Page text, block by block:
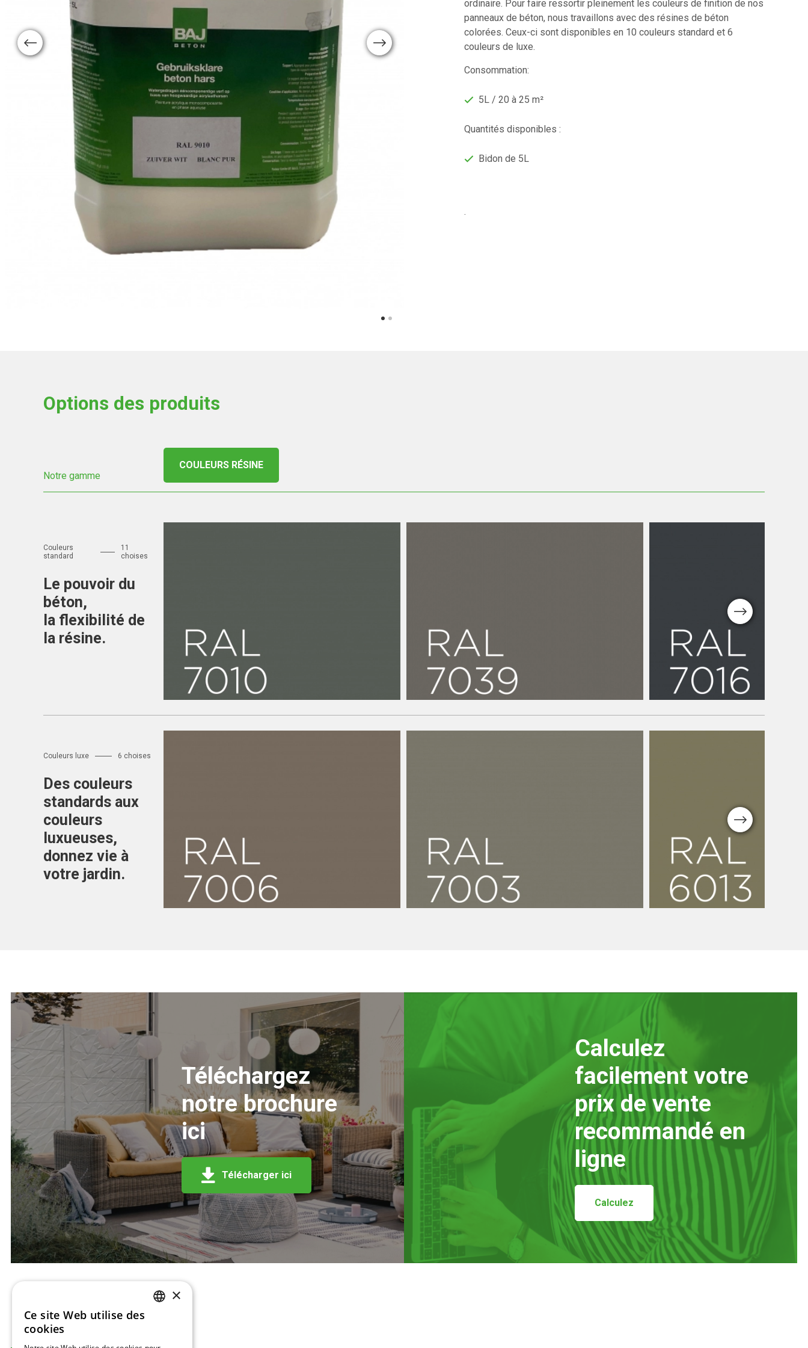
Previous Next
ordinaire. Pour faire ressortir pleinement les couleurs de finition de nos
panneaux de béton, nous travaillons avec des résines de béton
colorées. Ceux-ci sont disponibles en 10 couleurs standard et 6
couleurs de luxe.
Consommation:
5L / 20 à 25 m²
Quantités disponibles :
Bidon de 5L
.
Options des produits
Notre gamme
COULEURS RÉSINE
Couleurs
standard
11
choises
Le pouvoir du
béton,
la flexibilité de
la résine.
Couleurs standard
Résine pour béton Standard
RAL7010
Couleurs standard
Résine pour béton Standard
RAL7039
Couleurs standard
Résine de béton
RAL 7016
Next
Couleurs luxe 6 choises
Des couleurs
standards aux
couleurs
luxueuses,
donnez vie à
votre jardin.
Couleurs luxe
Résine de béton Luxe
RAL7006
Couleurs luxe
Résine de béton Luxe RAL
7003
Couleurs luxe
Résine de béton
6013
Next
Téléchargez
notre brochure
ici
Télécharger ici
Calculez
facilement votre
prix de vente
recommandé en
ligne
Calculez
×
Ce site Web utilise des
cookies